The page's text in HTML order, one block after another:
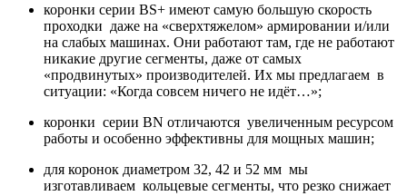
коронки серии BS+ имеют самую большую скорость
проходки даже на «сверхтяжелом» армировании и/или
на слабых машинах. Они работают там, где не работают
никакие другие сегменты, даже от самых
«продвинутых» производителей. Их мы предлагаем в
ситуации: «Когда совсем ничего не идёт…»;
коронки серии BN отличаются увеличенным ресурсом
работы и особенно эффективны для мощных машин;
для коронок диаметром 32, 42 и 52 мм мы
изготавливаем кольцевые сегменты, что резко снижает